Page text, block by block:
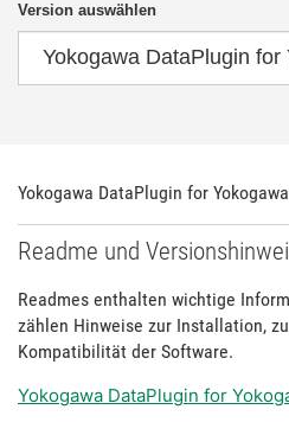
Version auswählen
Yokogawa DataPlugin for
Readme und
Readmes enthalten wichtige
zählen Hinweise zur Installation,
Kompatibilität der Software.
Yokogawa DataPlugin for